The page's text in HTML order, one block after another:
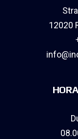
12020